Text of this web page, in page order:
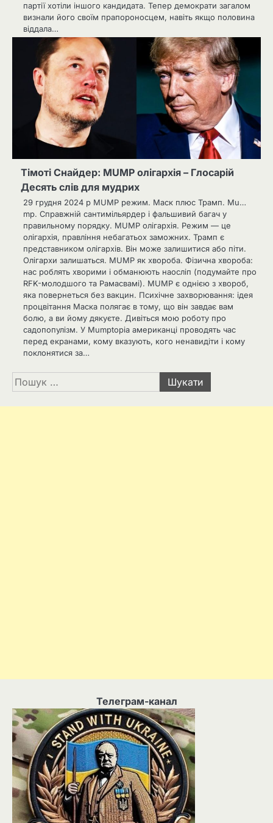
партії хотіли іншого кандидата. Тепер демократи загалом
визнали його своїм прапороносцем, навіть якщо половина
віддала…
Тімоті Снайдер: MUMP олігархія – Глосарій
Десять слів для мудрих
29 грудня 2024 р MUMP режим. Маск плюс Трамп. Mu…
mp. Справжній сантимільярдер і фальшивий багач у
правильному порядку. MUMP олігархія. Режим — це
олігархія, правління небагатьох заможних. Трамп є
представником олігархів. Він може залишитися або піти.
Олігархи залишаться. MUMP як хвороба. Фізична хвороба:
нас роблять хворими і обманюють наосліп (подумайте про
RFK-молодшого та Рамасвамі). MUMP є однією з хвороб,
яка повернеться без вакцин. Психічне захворювання: ідея
процвітання Маска полягає в тому, що він завдає вам
болю, а ви йому дякуєте. Дивіться мою роботу про
садопопулізм. У Mumptopia американці проводять час
перед екранами, кому вказують, кого ненавидіти і кому
поклонятися за…
Пошук:
Телеграм-канал